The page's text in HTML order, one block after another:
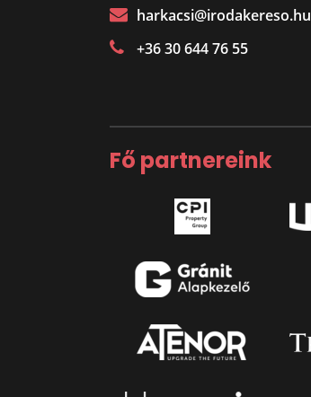
harkacsi@irodakereso.hu
+36 30 644 76 55
Fő partnereink